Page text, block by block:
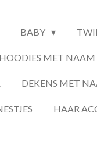
BABY
HOODIES MET NAAM
DEKENS MET
HAAR